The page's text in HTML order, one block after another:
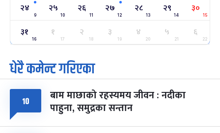
सोम फाल्गुन २४, २०८३- Mar 8, 2027
२५
मंगल
ग्याल्पो ल्होसार
फाल्गुन २५, २०८३ Mar 9, 2027
७ महिना बाँकी
७
आइत
पूर्णिमा व्रत
चैत्र ७, २०८३-Mar 21, 2027
८ फागुपूर्णिमा
चैत्र ८, २०८३-Mar 22, 2027
७ महिना बाँकी
२४
9
२५
10
२६
11
२७
12
२८
13
२९
14
३०
15
३१
16
१
17
२
18
३
19
४
20
५
21
६
22
धेरै कमेन्ट गरिएका
१० बाम माछाको रहस्यमय जीवन : नदीका
पाहुना, समुद्रका सन्तान